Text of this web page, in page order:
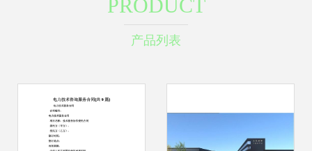
PRODUCT
产品列表